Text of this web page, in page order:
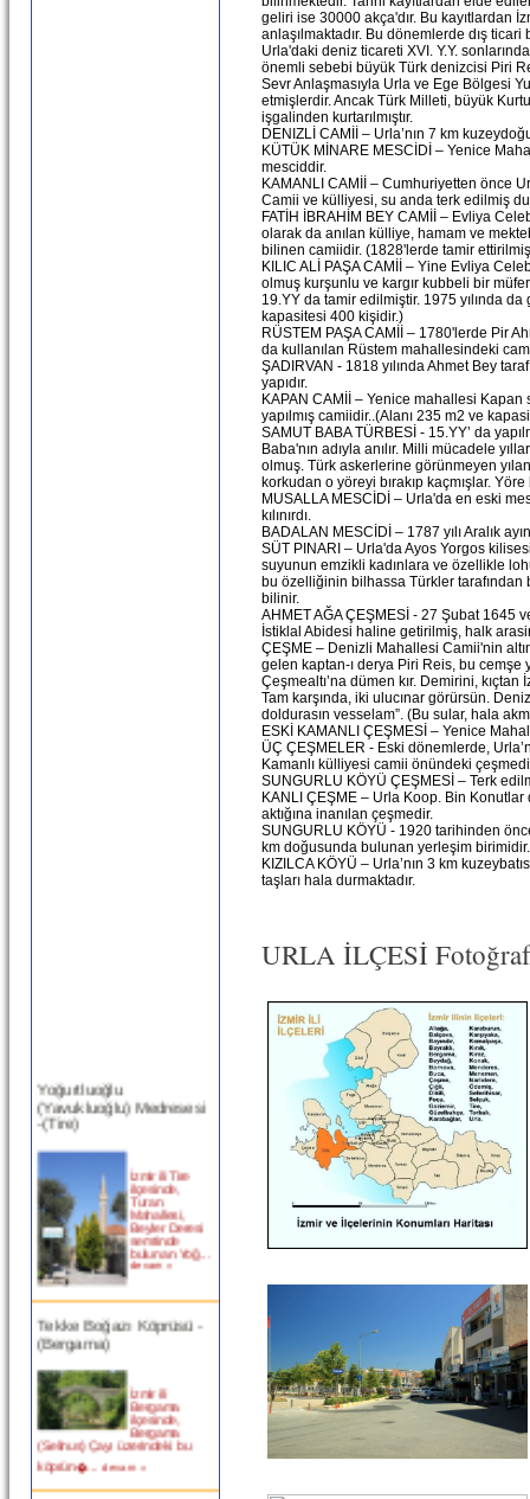
(Yavukluoğlu) Medresesi
-(Tire)
Turan
Mahallesi,
Beyler Deresi
semtinde
bulunan Yoğ...
devam »
Tekke Boğazı Köprüsü -
(Bergama)
ilçesinde,
Bergama
(Selinus) Çayı üzerindeki bu
köprün�...
devam »
Birgi Taşpazar (Hafsa
geliri ise 30000 akça'dır. Bu kayıtlardan
anlaşılmaktadır. Bu dönemlerde dış
Urla'daki deniz ticareti XVI. Y.Y.
önemli sebebi büyük Türk denizcisi Piri
Sevr Anlaşmasıyla Urla ve Ege Bölgesi
etmişlerdir. Ancak Türk Milleti, büyük
işgalinden kurtarılmıştır.
DENIZLİ CAMİİ – Urla’nın 7 km
KÜTÜK MİNARE MESCİDİ – Yenice
mesciddir.
KAMANLI CAMİİ – Cumhuriyetten önce
Camii ve külliyesi, su anda terk edilmiş
FATİH İBRAHİM BEY CAMİİ – Evliya
olarak da anılan külliye, hamam ve
bilinen camiidir. (1828'lerde tamir
KILIC ALİ PAŞA CAMİİ – Yine Evliya
olmuş kurşunlu ve kargır kubbeli bir
19.YY da tamir edilmiştir. 1975 yılında
kapasitesi 400 kişidir.)
RÜSTEM PAŞA CAMİİ – 1780'lerde Pir
da kullanılan Rüstem mahallesindeki
ŞADIRVAN - 1818 yılında Ahmet Bey
yapıdır.
KAPAN CAMİİ – Yenice mahallesi
yapılmış camiidir..(Alanı 235 m2 ve
SAMUT BABA TÜRBESİ - 15.YY’ da
Baba'nın adıyla anılır. Milli mücadele
olmuş. Türk askerlerine görünmeyen
korkudan o yöreyi bırakıp kaçmışlar.
MUSALLA MESCİDİ – Urla'da en eski
kılınırdı.
BADALAN MESCİDİ – 1787 yılı Aralık
SÜT PINARI – Urla'da Ayos Yorgos
suyunun emzikli kadınlara ve özellikle
bu özelliğinin bilhassa Türkler tarafından
bilinir.
AHMET AĞA ÇEŞMESİ - 27 Şubat 1645
İstiklal Abidesi haline getirilmiş, halk
ÇEŞME – Denizli Mahallesi Camii'nin
gelen kaptan-ı derya Piri Reis, bu cemşe
Çeşmealtı’na dümen kır. Demirini,
Tam karşında, iki ulucınar görürsün.
doldurasın vesselam”. (Bu sular, hala
ESKİ KAMANLI ÇEŞMESİ – Yenice
ÜÇ ÇEŞMELER - Eski dönemlerde,
Kamanlı külliyesi camii önündeki
SUNGURLU KÖYÜ ÇEŞMESİ – Terk
KANLI ÇEŞME – Urla Koop. Bin
aktığına inanılan çeşmedir.
SUNGURLU KÖYÜ - 1920 tarihinden
km doğusunda bulunan yerleşim birimidir.
KIZILCA KÖYÜ – Urla’nın 3 km
taşları hala durmaktadır.
URLA İLÇESİ